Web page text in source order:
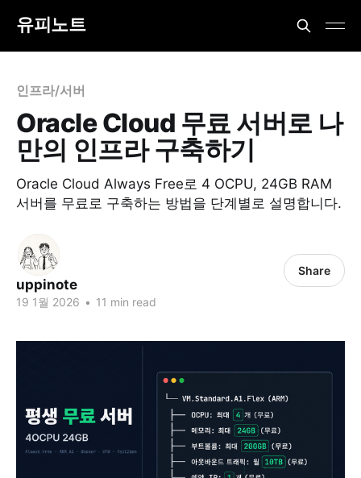
유피노트
인프라/서버
Oracle Cloud 무료 서버로 나
만의 인프라 구축하기
Oracle Cloud Always Free로 4 OCPU, 24GB RAM
서버를 무료로 구축하는 방법을 단계별로 설명합니다.
uppinote
19 1월 2026 • 11 min read
Share